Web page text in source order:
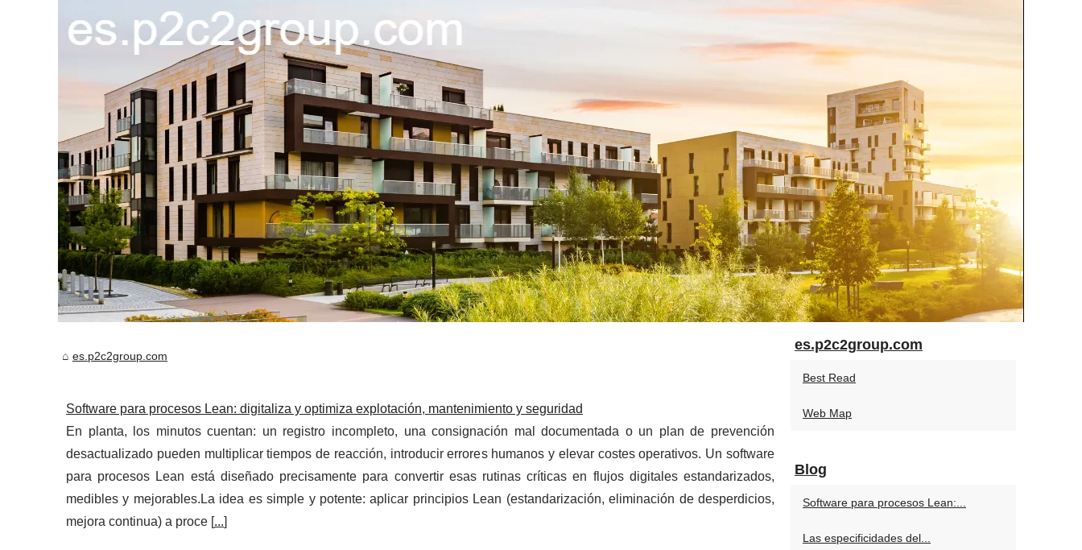
es.p2c2group.com
Software para procesos Lean: digitaliza y optimiza explotación, mantenimiento y seguridad
En planta, los minutos cuentan: un registro incompleto, una consignación mal documentada o un plan de prevención
desactualizado pueden multiplicar tiempos de reacción, introducir errores humanos y elevar costes operativos. Un software
para procesos Lean está diseñado precisamente para convertir esas rutinas críticas en flujos digitales estandarizados,
medibles y mejorables.La idea es simple y potente: aplicar principios Lean (estandarización, eliminación de desperdicios,
mejora continua) a proce [...]
es.p2c2group.com
Best Read
Web Map
Blog
Software para procesos Lean:...
Las especificidades del...